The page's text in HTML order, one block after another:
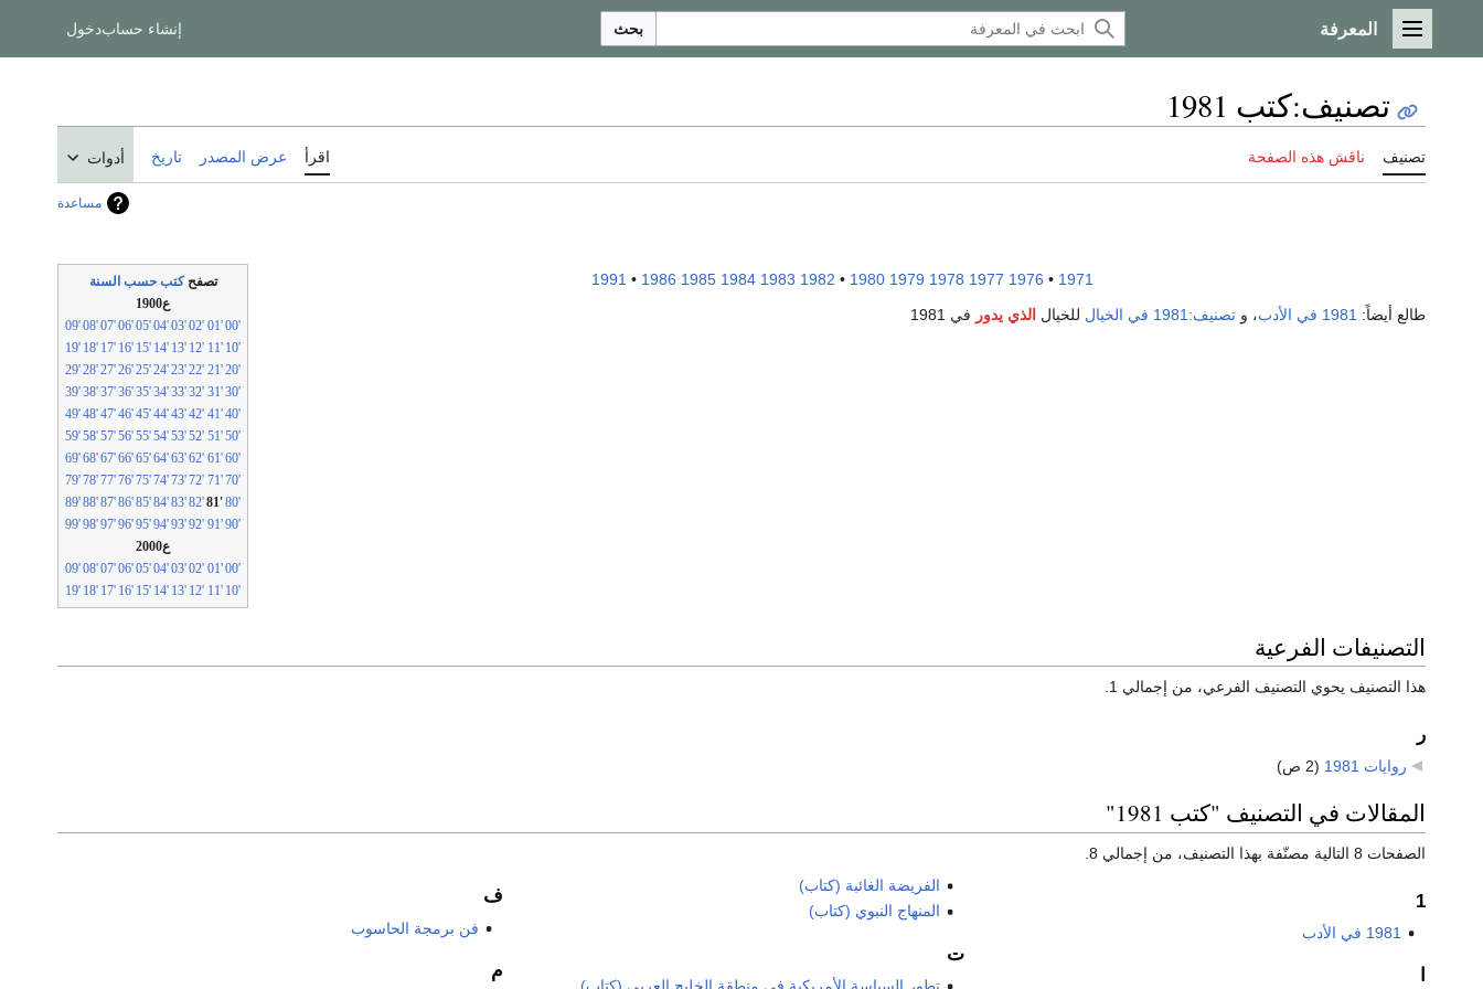
القائمة الرئيسية
المعرفة بحث إنشاء حسابدخول
تصنيف:كتب 1981
تصنيف ناقش هذه الصفحة اقرأ عرض المصدر تاريخ أدوات
مساعدة
تصفحكتب حسب السنة
ع1900
'00
'01
'02
'03
'04
'05
'06
'07
'08
'09
'10
'11
'12
'13
'14
'15
'16
'17
'18
'19
'20
'21
'22
'23
'24
'25
'26
'27
'28
'29
'30
'31
'32
'33
'34
'35
'36
'37
'38
'39
'40
'41
'42
'43
'44
'45
'46
'47
'48
'49
'50
'51
'52
'53
'54
'55
'56
'57
'58
'59
'60
'61
'62
'63
'64
'65
'66
'67
'68
'69
'70
'71
'72
'73
'74
'75
'76
'77
'78
'79
'80
'81
'82
'83
'84
'85
'86
'87
'88
'89
'90
'91
'92
'93
'94
'95
'96
'97
'98
'99
ع2000
'00
'01
'02
'03
'04
'05
'06
'07
'08
'09
'10
'11
'12
'13
'14
'15
'16
'17
'18
'19
1971
•
1976
1977
1978
1979
1980
•
1982
1983
1984
1985
1986
•
1991
طالع أيضاً: 1981 في الأدب ، و تصنيف:1981 في الخيال للخيال الذي يدور في 1981
التصنيفات الفرعية
هذا التصنيف يحوي التصنيف الفرعي، من إجمالي 1.
ر
روايات 1981 (2 ص)
المقالات في التصنيف "كتب 1981"
الصفحات 8 التالية مصنّفة بهذا التصنيف، من إجمالي 8.
1
1981 في الأدب
الفريضة الغائبة (كتاب)
المنهاج النبوي (كتاب)
ت
ف
فن برمجة الحاسوب
م